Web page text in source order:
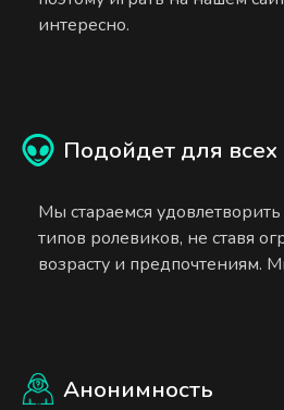
интересно.
Подойдет для всех
Мы стараемся
типов ролевиков, не ставя
возрасту и предпочтениям.
Анонимность